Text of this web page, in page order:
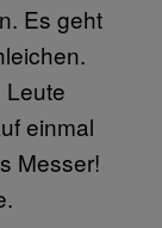
Es geht
Leute
einmal
Messer!